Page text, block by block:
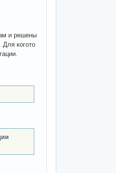
и решены
Для когото